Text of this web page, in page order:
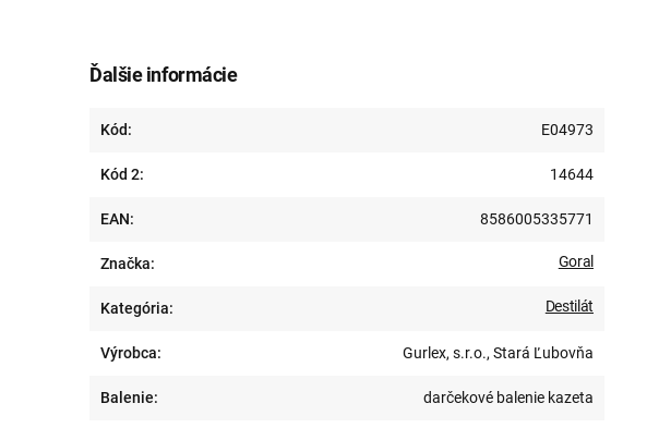
Ďalšie informácie
Kód: E04973
Kód 2: 14644
EAN: 8586005335771
Značka: Goral
Kategória: Destilát
Výrobca: Gurlex, s.r.o., Stará Ľubovňa
Balenie: darčekové balenie kazeta